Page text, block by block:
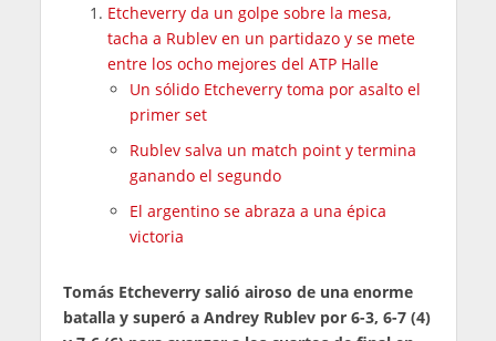
Etcheverry da un golpe sobre la mesa,
tacha a Rublev en un partidazo y se mete
entre los ocho mejores del ATP Halle
Un sólido Etcheverry toma por asalto el
primer set
Rublev salva un match point y termina
ganando el segundo
El argentino se abraza a una épica
victoria
Tomás Etcheverry salió airoso de una enorme
batalla y superó a Andrey Rublev por 6-3, 6-7 (4)